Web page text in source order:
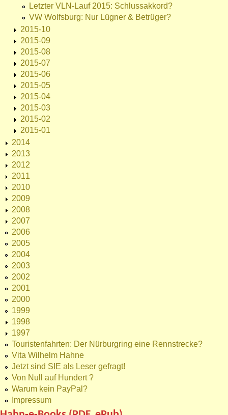
Letzter VLN-Lauf 2015: Schlussakkord?
VW Wolfsburg: Nur Lügner & Betrüger?
2015-10
2015-09
2015-08
2015-07
2015-06
2015-05
2015-04
2015-03
2015-02
2015-01
2014
2013
2012
2011
2010
2009
2008
2007
2006
2005
2004
2003
2002
2001
2000
1999
1998
1997
Touristenfahrten: Der Nürburgring eine Rennstrecke?
Vita Wilhelm Hahne
Jetzt sind SIE als Leser gefragt!
Von Null auf Hundert ?
Warum kein PayPal?
Impressum